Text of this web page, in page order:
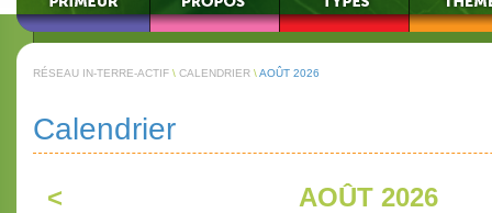
RÉSEAU IN-TERRE-ACTIF \ CALENDRIER \AOÛT 2026
Calendrier
< AOÛT 2026